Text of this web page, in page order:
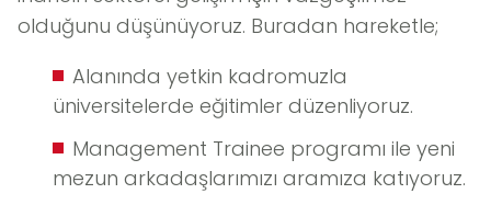
olduğunu düşünüyoruz. Buradan hareketle;
Alanında yetkin kadromuzla
üniversitelerde eğitimler düzenliyoruz.
Management Trainee programı ile yeni
mezun arkadaşlarımızı aramıza katıyoruz.